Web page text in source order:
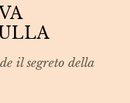
il segreto della